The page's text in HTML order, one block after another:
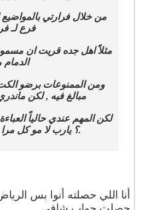
من خلال فرارتي بالمواضيع
فرع لـ
مثلاً اهل جده قريت ان
الدمام
ومن الممنوعات برضو
مبالغ فيه , لكن
لكن المهم عندي حالياً
.؟ يارب لا مو كل
أنا اللي حصلته أنوا بس